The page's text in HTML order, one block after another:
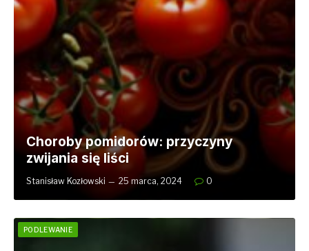
Choroby pomidorów: przyczyny
zwijania się liści
Stanisław Kozłowski 25 marca, 2024 0
PODLEWANIE